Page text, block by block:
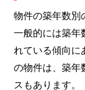
物件の築年数別
一般的には築年
れている傾向に
の物件は、築年
スもあります。